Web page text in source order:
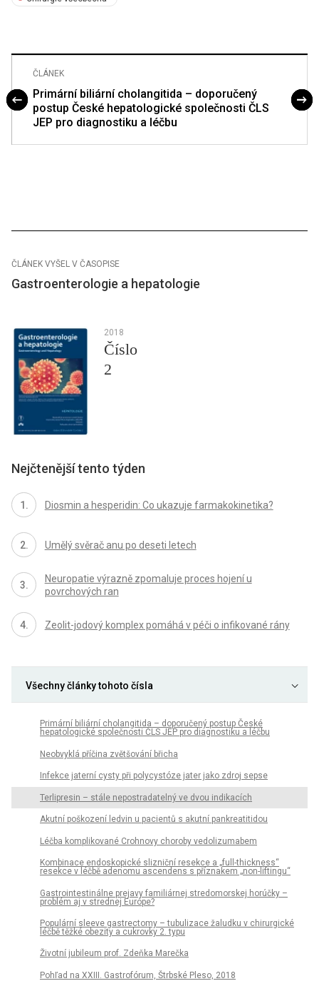
ČLÁNEK
Primární biliární cholangitida – doporučený
postup České hepatologické společnosti ČLS
JEP pro diagnostiku a léčbu
ČLÁNEK VYŠEL V ČASOPISE
Gastroenterologie a hepatologie
2018
Číslo
2
Nejčtenější tento týden
Diosmin a hesperidin: Co ukazuje farmakokinetika?
Umělý svěrač anu po deseti letech
Neuropatie výrazně zpomaluje proces hojení u
povrchových ran
Zeolit-jodový komplex pomáhá v péči o infikované rány
Všechny články tohoto čísla
Primární biliární cholangitida – doporučený postup České
hepatologické společnosti ČLS JEP pro diagnostiku a léčbu
Neobvyklá příčina zvětšování břicha
Infekce jaterní cysty při polycystóze jater jako zdroj sepse
Terlipresin – stále nepostradatelný ve dvou indikacích
Akutní poškození ledvin u pacientů s akutní pankreatitidou
Léčba komplikované Crohnovy choroby vedolizumabem
Kombinace endoskopické slizniční resekce a „full-thickness“
resekce v léčbě adenomu ascendens s příznakem „non-liftingu“
Gastrointestinálne prejavy familiárnej stredomorskej horúčky –
problém aj v strednej Európe?
Populární sleeve gastrectomy – tubulizace žaludku v chirurgické
léčbě těžké obezity a cukrovky 2. typu
Životní jubileum prof. Zdeňka Marečka
Pohľad na XXIII. Gastrofórum, Štrbské Pleso, 2018